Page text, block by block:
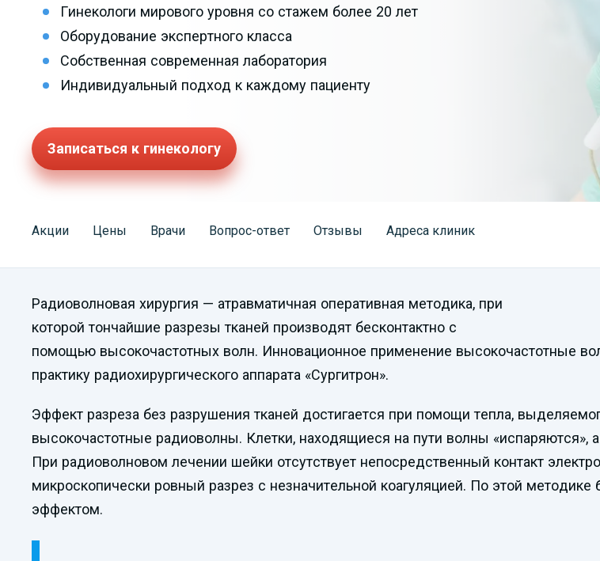
Гинекологи мирового уровня со стажем более 20 лет
Оборудование экспертного класса
Собственная современная лаборатория
Индивидуальный подход к каждому пациенту
Записаться к гинекологу
Акции Цены Врачи Вопрос-ответ Отзывы Адреса клиник
Радиоволновая хирургия — атравматичная оперативная методика, при
которой тончайшие разрезы тканей производят бесконтактно с
помощью высокочастотных волн. Инновационное применение высокочастотные
практику радиохирургического аппарата «Сургитрон».
Эффект разреза без разрушения тканей достигается при помощи тепла,
высокочастотные радиоволны. Клетки, находящиеся на пути волны «испаряются»,
При радиоволновом лечении шейки отсутствует непосредственный контакт
микроскопически ровный разрез с незначительной коагуляцией. По этой
эффектом.